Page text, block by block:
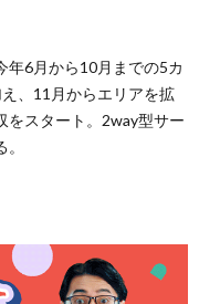
年6月から10月までの5カ
、11月からエリアを拡
をスタート。2way型サー